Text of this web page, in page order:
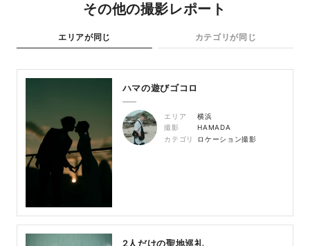
その他の撮影レポート
エリアが同じ カテゴリが同じ
ハマの遊びゴコロ
エリア
横浜
撮影
HAMADA
カテゴリ
ロケーション撮影
2人だけの聖地巡礼